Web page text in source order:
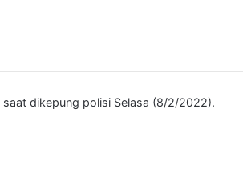
saat dikepung polisi Selasa (8/2/2022).